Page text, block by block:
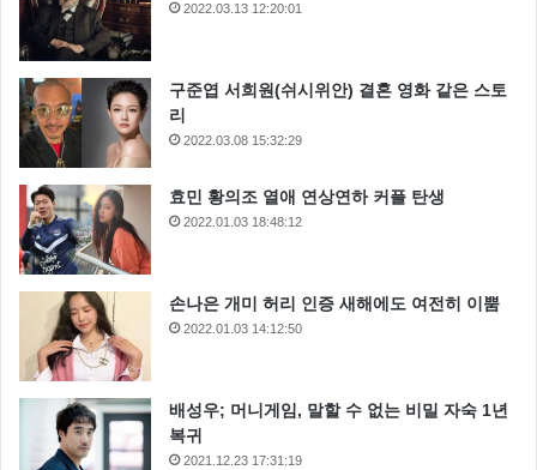
2022.03.13 12:20:01
구준엽 서희원(쉬시위안) 결혼 영화 같은 스토
리
2022.03.08 15:32:29
효민 황의조 열애 연상연하 커플 탄생
2022.01.03 18:48:12
손나은 개미 허리 인증 새해에도 여전히 이뿜
2022.01.03 14:12:50
배성우; 머니게임, 말할 수 없는 비밀 자숙 1년
복귀
2021.12.23 17:31:19